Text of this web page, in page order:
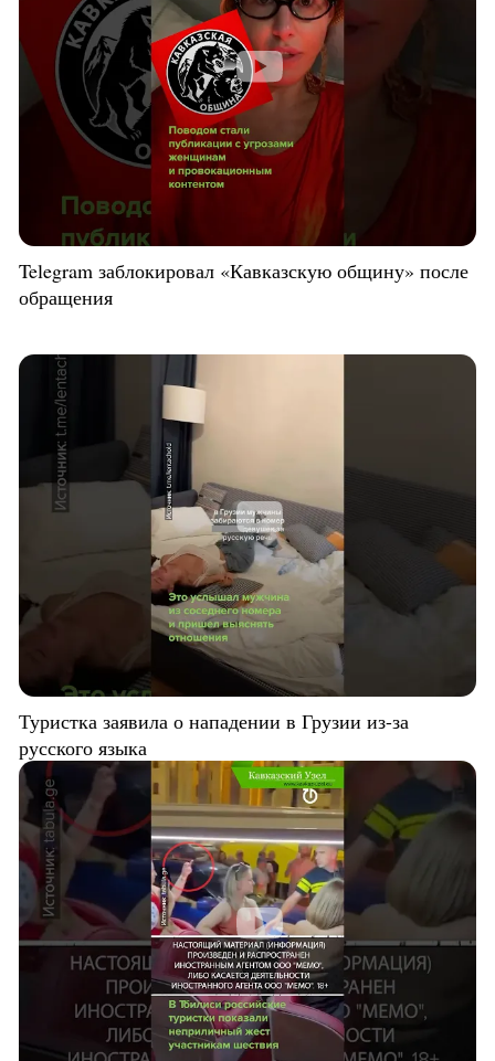
Telegram заблокировал «Кавказскую общину» после
обращения
Туристка заявила о нападении в Грузии из-за
русского языка